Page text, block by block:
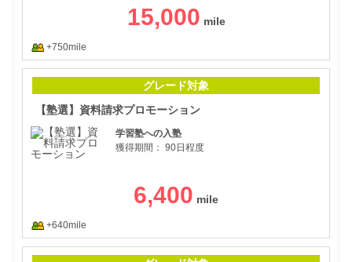
15,000
+750mile
グレード対象
【塾選】資料請求プロモーション
学習塾への入塾
獲得期間： 90日程度
6,400
+640mile